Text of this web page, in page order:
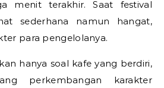
menit terakhir. Saat festival
sederhana namun hangat,
para pengelolanya.
hanya soal kafe yang berdiri,
perkembangan karakter